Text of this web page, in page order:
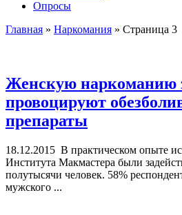
Опросы
Главная » Наркомания » Страница 3
Женскую наркоманию
провоцируют
препараты
18.12.2015 В практическом опыте
Института Макмастера были
полутысячи человек. 58%
мужского ...